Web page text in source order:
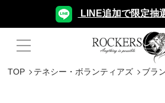
LINE追加で限定抽
TOP テネシー・ボランティアズ ブラ